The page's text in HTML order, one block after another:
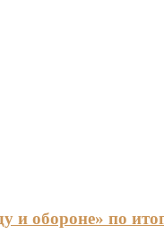
обороне» по